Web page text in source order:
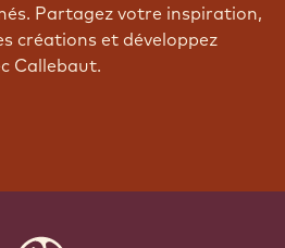
Partagez votre inspiration,
créations et développez
Callebaut.